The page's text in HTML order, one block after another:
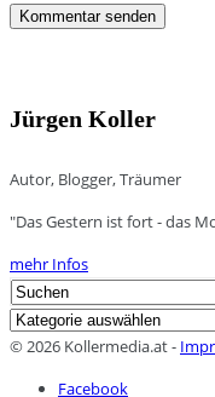
Jürgen Koller
Autor, Blogger, Träumer
"Das Gestern ist fort - das
mehr Infos
Search
for:
Kategorien
© 2026 Kollermedia.at -
Facebook